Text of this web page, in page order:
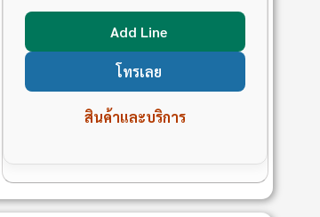
Add Line
โทรเลย
สินค้าและบริการ